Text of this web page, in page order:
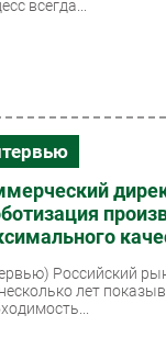
всегда...
Российский
лет